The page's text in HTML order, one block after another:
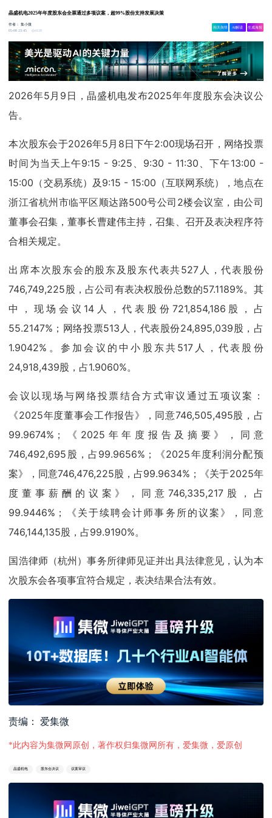
晶盛机电2025年年度股东会全票通过多项议案，超99%股份支持发展决策
作者：集小微
05-08 23:45
4128
相关舆情 AI解读 生成海报
2026年5月9日，晶盛机电发布2025年年度股东会决议公
告。
本次股东会于2026年5月8日下午2:00现场召开，网络投票
时间为当天上午9:15 - 9:25、9:30 - 11:30、下午13:00 -
15:00（交易系统）及9:15 - 15:00（互联网系统），地点在
浙江省杭州市临平区顺达路500号公司2楼会议室，由公司
董事会召集，董事长曹建伟主持，召集、召开及表决程序符
合相关规定。
出席本次股东会的股东及股东代表共527人，代表股份
746,749,225股，占公司有表决权股份总数的57.1189%。其
中，现场会议14人，代表股份721,854,186股，占
55.2147%；网络投票513人，代表股份24,895,039股，占
1.9042%。参加会议的中小股东共517人，代表股份
24,918,439股，占1.9060%。
会议以现场与网络投票结合方式审议通过五项议案：
《2025年度董事会工作报告》，同意746,505,495股，占
99.9674%；《2025年年度报告及摘要》，同意
746,492,695股，占99.9656%；《2025年度利润分配预
案》，同意746,476,225股，占99.9634%；《关于2025年
度董事薪酬的议案》，同意746,335,217股，占
99.9446%；《关于续聘会计师事务所的议案》，同意
746,144,135股，占99.9190%。
国浩律师（杭州）事务所律师见证并出具法律意见，认为本
次股东会各项事宜符合规定，表决结果合法有效。
责编： 爱集微
*此内容为集微网原创，著作权归集微网所有，爱集微，爱原创
晶盛机电 股东会决议 议案审议